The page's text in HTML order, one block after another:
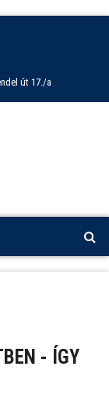
út 17./a
- ÍGY